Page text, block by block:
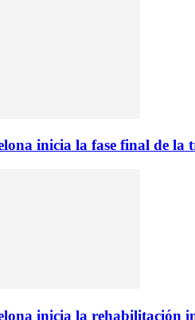
inicia la fase final de
inicia la rehabilitación